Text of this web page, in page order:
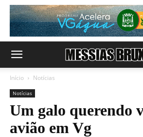
Início Notícias
Notícias
Um galo querendo
avião em Vg